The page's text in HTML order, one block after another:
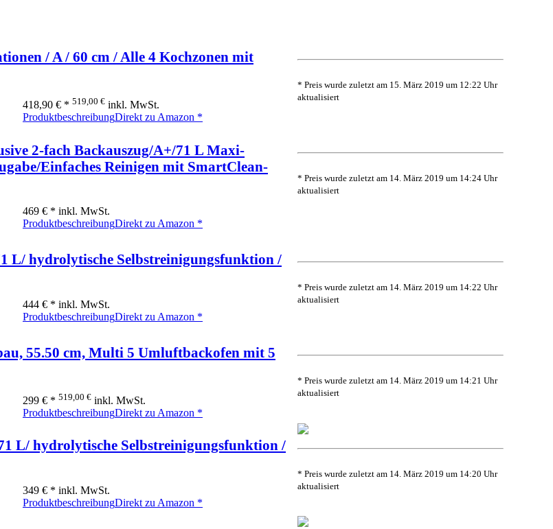
/ A / 60 cm / Alle 4 Kochzonen mit
418,90 € * 519,00 € inkl. MwSt.
ProduktbeschreibungDirekt zu Amazon *
* Preis wurde zuletzt am 15. März 2019 um 12:22 Uhr
aktualisiert
2-fach Backauszug/A+/71 L Maxi-
Einfaches Reinigen mit SmartClean-
469 € * inkl. MwSt.
ProduktbeschreibungDirekt zu Amazon *
* Preis wurde zuletzt am 14. März 2019 um 14:24 Uhr
aktualisiert
L/ hydrolytische Selbstreinigungsfunktion /
444 € * inkl. MwSt.
ProduktbeschreibungDirekt zu Amazon *
* Preis wurde zuletzt am 14. März 2019 um 14:22 Uhr
aktualisiert
55.50 cm, Multi 5 Umluftbackofen mit 5
299 € * 519,00 € inkl. MwSt.
ProduktbeschreibungDirekt zu Amazon *
* Preis wurde zuletzt am 14. März 2019 um 14:21 Uhr
aktualisiert
L/ hydrolytische Selbstreinigungsfunktion /
349 € * inkl. MwSt.
ProduktbeschreibungDirekt zu Amazon *
* Preis wurde zuletzt am 14. März 2019 um 14:20 Uhr
aktualisiert